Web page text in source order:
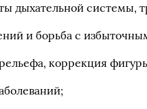
дыхательной системы,
и борьба с
коррекция